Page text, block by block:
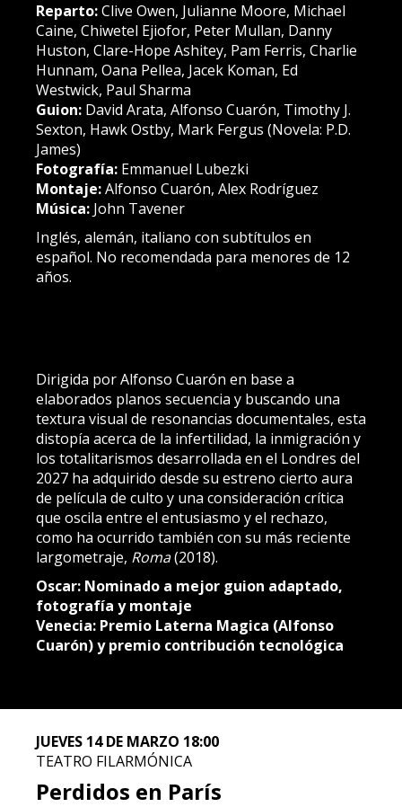
Reparto:Clive Owen, Julianne Moore, Michael
Caine, Chiwetel Ejiofor, Peter Mullan, Danny
Huston, Clare-Hope Ashitey, Pam Ferris, Charlie
Hunnam, Oana Pellea, Jacek Koman, Ed
Westwick, Paul Sharma
Guion: David Arata, Alfonso Cuarón, Timothy J.
Sexton, Hawk Ostby, Mark Fergus (Novela: P.D.
James)
Fotografía: Emmanuel Lubezki
Montaje:Alfonso Cuarón, Alex Rodríguez
Música: John Tavener
Inglés, alemán, italiano con subtítulos en
español. No recomendada para menores de 12
años.
Dirigida por Alfonso Cuarón en base a
elaborados planos secuencia y buscando una
textura visual de resonancias documentales, esta
distopía acerca de la infertilidad, la inmigración y
los totalitarismos desarrollada en el Londres del
2027 ha adquirido desde su estreno cierto aura
de película de culto y una consideración crítica
que oscila entre el entusiasmo y el rechazo,
como ha ocurrido también con su más reciente
largometraje, Roma(2018).
Oscar: Nominado a mejor guion adaptado,
fotografía y montaje
Venecia: Premio Laterna Magica (Alfonso
Cuarón) y premio contribución tecnológica
JUEVES 14 DE MARZO 18:00
TEATRO FILARMÓNICA
Perdidos en París